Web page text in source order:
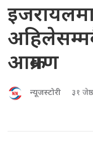
आक्रमण
न्यूजस्टोरी ३१